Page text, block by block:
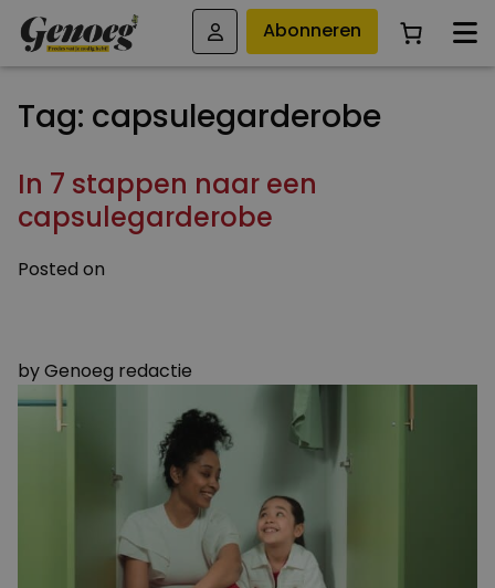
Abonneren
Tag: capsulegarderobe
In 7 stappen naar een
capsulegarderobe
Posted on
byGenoeg redactie